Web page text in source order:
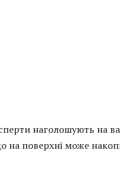
наголошують на
на поверхні може